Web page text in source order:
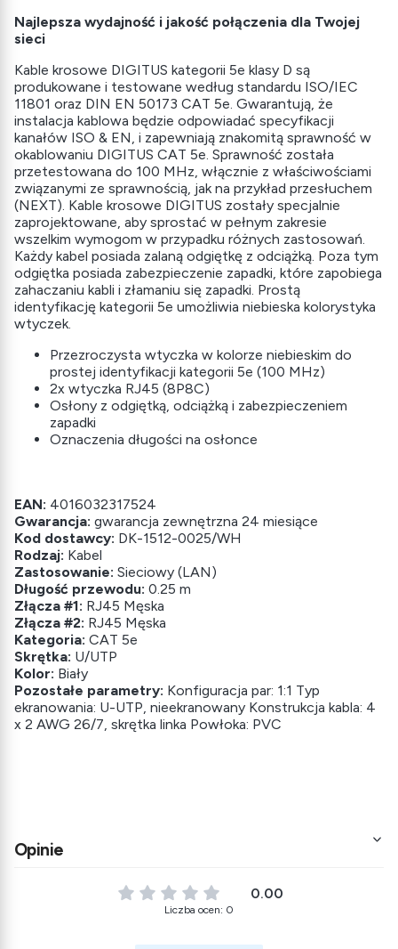
Najlepsza wydajność i jakość połączenia dla Twojej
sieci
Kable krosowe DIGITUS kategorii 5e klasy D są
produkowane i testowane według standardu ISO/IEC
11801 oraz DIN EN 50173 CAT 5e. Gwarantują, że
instalacja kablowa będzie odpowiadać specyfikacji
kanałów ISO & EN, i zapewniają znakomitą sprawność w
okablowaniu DIGITUS CAT 5e. Sprawność została
przetestowana do 100 MHz, włącznie z właściwościami
związanymi ze sprawnością, jak na przykład przesłuchem
(NEXT). Kable krosowe DIGITUS zostały specjalnie
zaprojektowane, aby sprostać w pełnym zakresie
wszelkim wymogom w przypadku różnych zastosowań.
Każdy kabel posiada zalaną odgiętkę z odciążką. Poza tym
odgiętka posiada zabezpieczenie zapadki, które zapobiega
zahaczaniu kabli i złamaniu się zapadki. Prostą
identyfikację kategorii 5e umożliwia niebieska kolorystyka
wtyczek.
Przezroczysta wtyczka w kolorze niebieskim do
prostej identyfikacji kategorii 5e (100 MHz)
2x wtyczka RJ45 (8P8C)
Osłony z odgiętką, odciążką i zabezpieczeniem
zapadki
Oznaczenia długości na osłonce
EAN: 4016032317524
Gwarancja: gwarancja zewnętrzna 24 miesiące
Kod dostawcy: DK-1512-0025/WH
Rodzaj: Kabel
Zastosowanie: Sieciowy (LAN)
Długość przewodu: 0.25 m
Złącza #1: RJ45 Męska
Złącza #2: RJ45 Męska
Kategoria: CAT 5e
Skrętka: U/UTP
Kolor: Biały
Pozostałe parametry: Konfiguracja par: 1:1 Typ
ekranowania: U-UTP, nieekranowany Konstrukcja kabla: 4
x 2 AWG 26/7, skrętka linka Powłoka: PVC
Opinie
0.00
Liczba ocen: 0